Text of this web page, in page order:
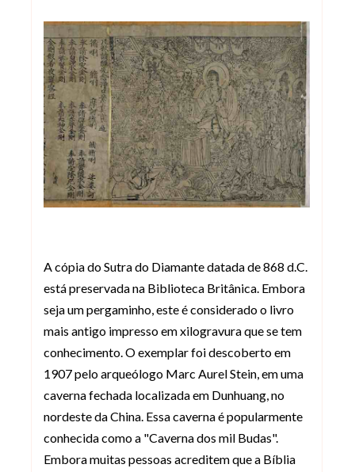
A cópia do Sutra do Diamante datada de 868 d.C.
está preservada na Biblioteca Britânica. Embora
seja um pergaminho, este é considerado o livro
mais antigo impresso em xilogravura que se tem
conhecimento. O exemplar foi descoberto em
1907 pelo arqueólogo Marc Aurel Stein, em uma
caverna fechada localizada em Dunhuang, no
nordeste da China. Essa caverna é popularmente
conhecida como a "Caverna dos mil Budas".
Embora muitas pessoas acreditem que a Bíblia